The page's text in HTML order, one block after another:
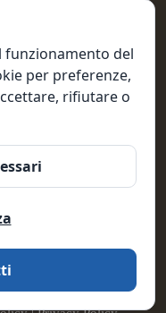
& Partners
funzionamento del
per preferenze,
rifiutare o